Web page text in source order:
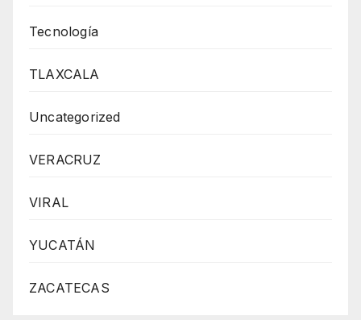
Tecnología
TLAXCALA
Uncategorized
VERACRUZ
VIRAL
YUCATÁN
ZACATECAS